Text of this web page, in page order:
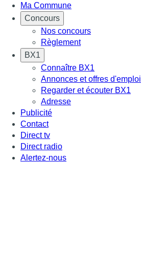
Ma Commune
Concours
Nos concours
Règlement
BX1
Connaître BX1
Annonces et offres d'emploi
Regarder et écouter BX1
Adresse
Publicité
Contact
Direct tv
Direct radio
Alertez-nous